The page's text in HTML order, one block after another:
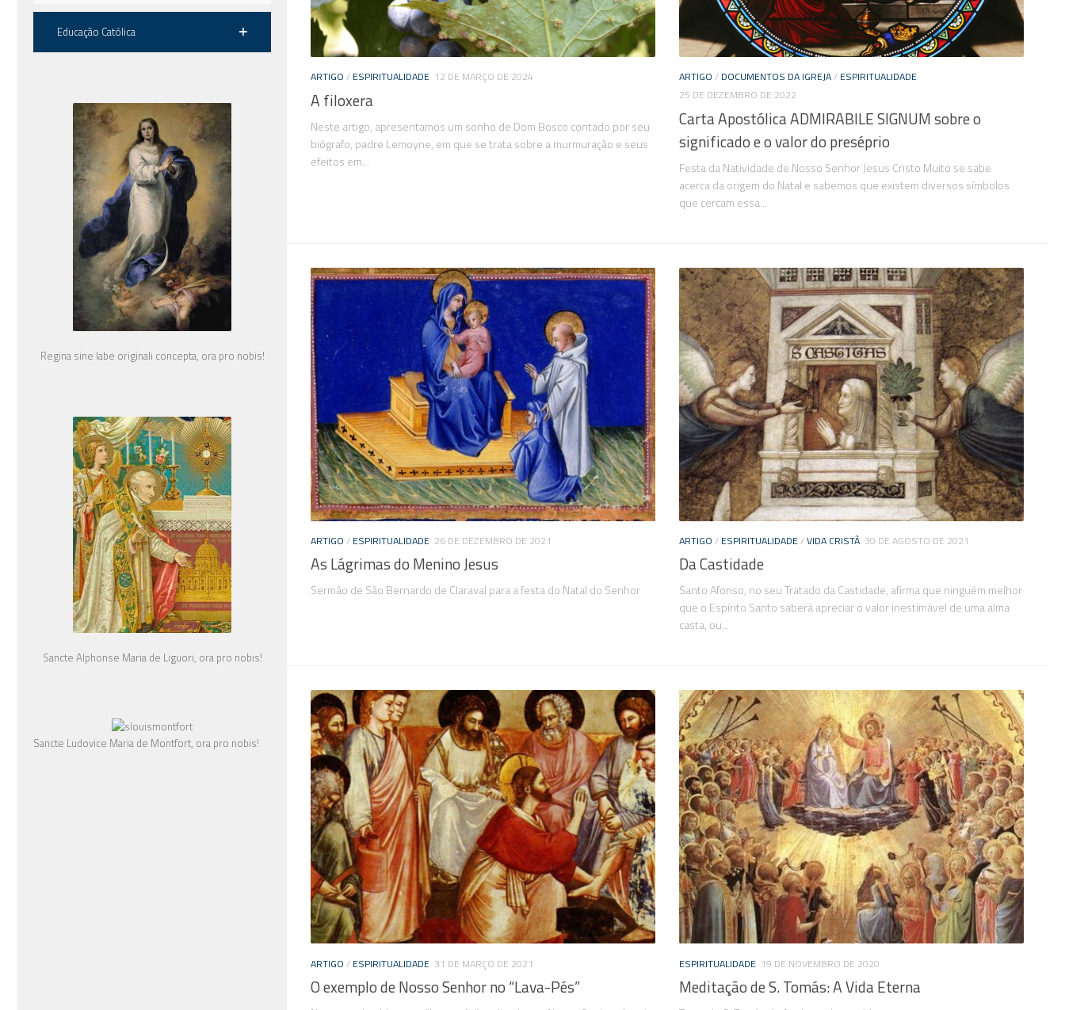
ARTIGO / ESPIRITUALIDADE 12 DE MARÇO DE 2024
A filoxera
Neste artigo, apresentamos um sonho de Dom Bosco contado por seu
biógrafo, padre Lemoyne, em que se trata sobre a murmuração e seus
efeitos em...
ARTIGO / DOCUMENTOS DA IGREJA/ ESPIRITUALIDADE
25 DE DEZEMBRO DE 2022
Carta Apostólica ADMIRABILE SIGNUM sobre o
significado e o valor do preséprio
Festa da Natividade de Nosso Senhor Jesus Cristo Muito se sabe
acerca da origem do Natal e sabemos que existem diversos símbolos
que cercam essa...
ARTIGO / ESPIRITUALIDADE 26 DE DEZEMBRO DE 2021
As Lágrimas do Menino Jesus
Sermão de São Bernardo de Claraval para a festa do Natal do Senhor
ARTIGO / ESPIRITUALIDADE/VIDA CRISTÃ 30 DE AGOSTO DE 2021
Da Castidade
Santo Afonso, no seu Tratado da Castidade, afirma que ninguém melhor
que o Espírito Santo saberá apreciar o valor inestimável de uma alma
casta, ou...
ARTIGO / ESPIRITUALIDADE 31 DE MARÇO DE 2021
O exemplo de Nosso Senhor no “Lava-Pés”
ESPIRITUALIDADE 19 DE NOVEMBRO DE 2020
Meditação de S. Tomás: A Vida Eterna
Educação Católica
Regina sine labe originali concepta, ora pro nobis!
Sancte Alphonse Maria de Liguori, ora pro nobis!
Sancte Ludovice Maria de Montfort, ora pro nobis!